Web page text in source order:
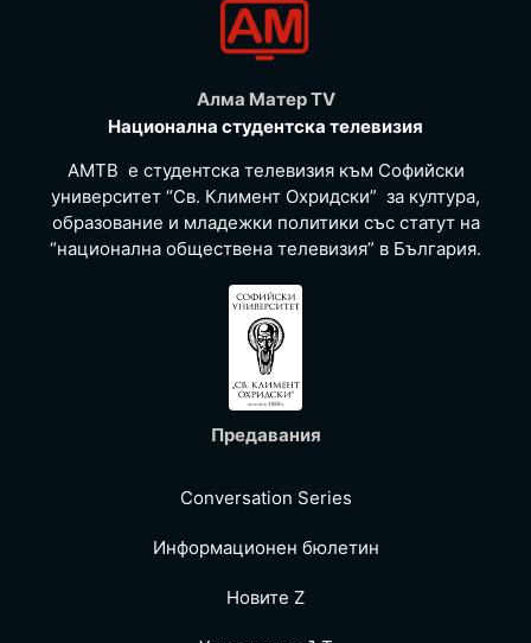
Алма Матер TV
Национална студентска телевизия
АМТВ е студентска телевизия към Софийски
университет “Св. Климент Охридски” за култура,
образование и младежки политики със статут на
“национална обществена телевизия” в България.
Предавания
Conversation Series
Информационен бюлетин
Новите Z